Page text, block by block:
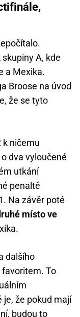
A, kde
a Mexika.
Broose na úvod
že se tyto
k ničemu
dva vyloučené
utkání
penaltě
Na závěr poté
místo ve
dalšího
To
že pokud mají
budou to